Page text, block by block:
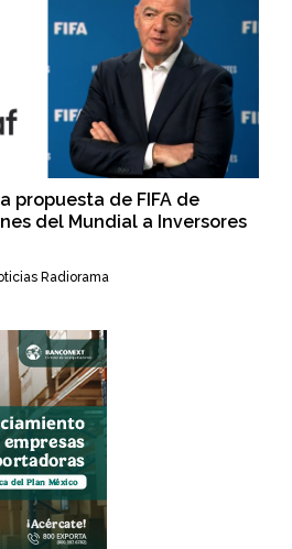
propuesta de FIFA de
del Mundial a Inversores
Radiorama